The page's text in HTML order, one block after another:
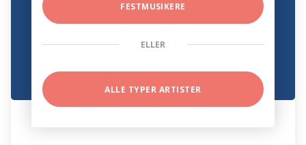
FESTMUSIKERE
ELLER
ALLE TYPER ARTISTER